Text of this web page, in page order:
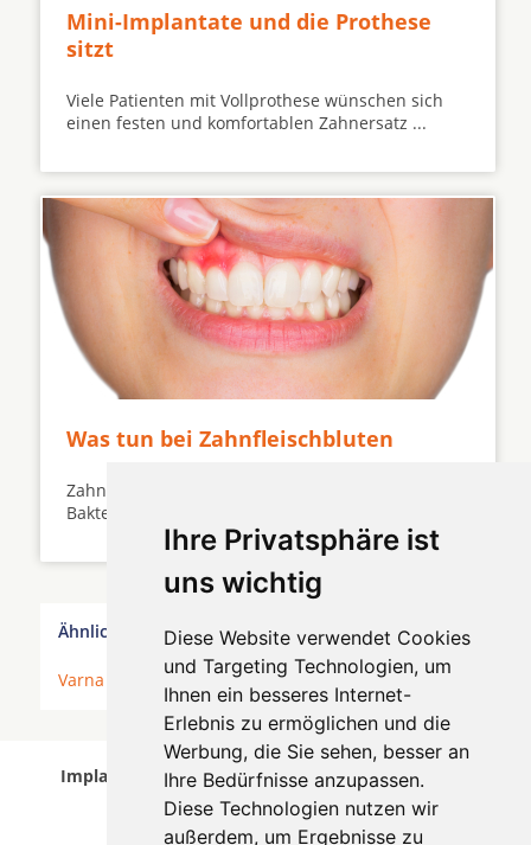
Ihre Privatsphäre ist
uns wichtig
Diese Website verwendet Cookies
und Targeting Technologien, um
Ihnen ein besseres Internet-
Erlebnis zu ermöglichen und die
Werbung, die Sie sehen, besser an
Ihre Bedürfnisse anzupassen.
Diese Technologien nutzen wir
außerdem, um Ergebnisse zu
Mini-Implantate und die Prothese
sitzt
Viele Patienten mit Vollprothese wünschen sich
einen festen und komfortablen Zahnersatz ...
Was tun bei Zahnfleischbluten
Zahnfleischbluten ist ein ernstes Warnsignal auf
Bakterien und Entzündung ...
Ähnliche Behandler finden:
Varna
Implantologen in Varna wurde am 06 August 2026
aktualisiert.